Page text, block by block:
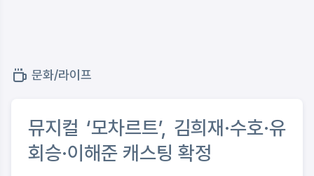
문화/라이프
뮤지컬 ‘모차르트’, 김희재·수호·유
회승·이해준 캐스팅 확정